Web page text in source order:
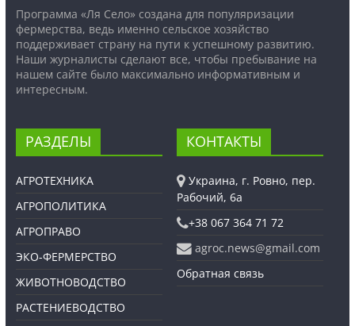
Программа «Ля Село» создана для популяризации
фермерства, ведь именно сельское хозяйство
поддерживает страну на пути к успешному развитию.
Наши журналисты сделают все, чтобы пребывание на
нашем сайте было максимально информативным и
интересным.
РАЗДЕЛЫ
АГРОТЕХНИКА
АГРОПОЛИТИКА
АГРОПРАВО
ЭКО-ФЕРМЕРСТВО
ЖИВОТНОВОДСТВО
РАСТЕНИЕВОДСТВО
КОНТАКТЫ
Украина, г. Ровно, пер.
Рабочий, 6а
+38 067 364 71 72
agroc.news@gmail.com
Обратная связь